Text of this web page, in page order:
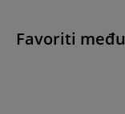
Favoriti